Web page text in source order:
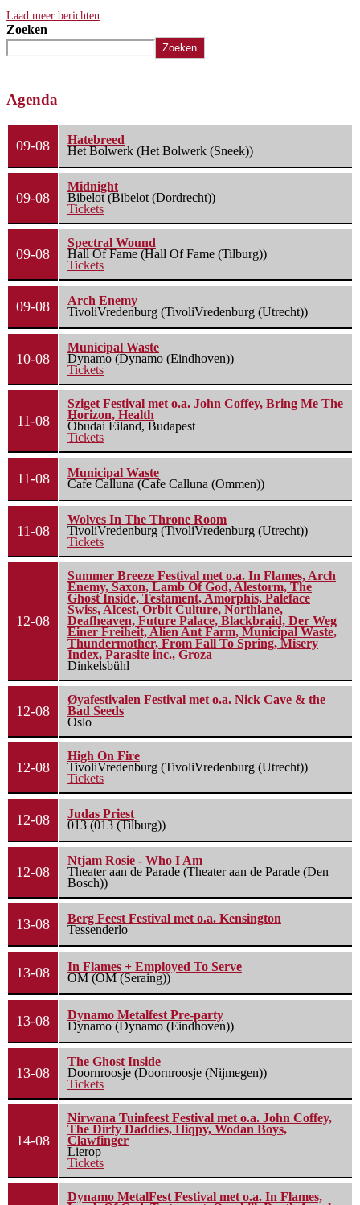
Laad meer berichten
Zoeken
Zoeken
Agenda
09-08
Hatebreed
Het Bolwerk (Het Bolwerk (Sneek))
09-08
Midnight
Bibelot (Bibelot (Dordrecht))
Tickets
09-08
Spectral Wound
Hall Of Fame (Hall Of Fame (Tilburg))
Tickets
09-08
Arch Enemy
TivoliVredenburg (TivoliVredenburg (Utrecht))
10-08
Municipal Waste
Dynamo (Dynamo (Eindhoven))
Tickets
11-08
Sziget Festival met o.a. John Coffey, Bring Me The
Horizon, Health
Óbudai Eiland, Budapest
Tickets
11-08
Municipal Waste
Cafe Calluna (Cafe Calluna (Ommen))
11-08
Wolves In The Throne Room
TivoliVredenburg (TivoliVredenburg (Utrecht))
Tickets
12-08
Summer Breeze Festival met o.a. In Flames, Arch
Enemy, Saxon, Lamb Of God, Alestorm, The
Ghost Inside, Testament, Amorphis, Paleface
Swiss, Alcest, Orbit Culture, Northlane,
Deafheaven, Future Palace, Blackbraid, Der Weg
Einer Freiheit, Alien Ant Farm, Municipal Waste,
Thundermother, From Fall To Spring, Misery
Index, Parasite inc., Groza
Dinkelsbühl
12-08
Øyafestivalen Festival met o.a. Nick Cave & the
Bad Seeds
Oslo
12-08
High On Fire
TivoliVredenburg (TivoliVredenburg (Utrecht))
Tickets
12-08
Judas Priest
013 (013 (Tilburg))
12-08
Ntjam Rosie - Who I Am
Theater aan de Parade (Theater aan de Parade (Den
Bosch))
13-08
Berg Feest Festival met o.a. Kensington
Tessenderlo
13-08
In Flames + Employed To Serve
OM (OM (Seraing))
13-08
Dynamo Metalfest Pre-party
Dynamo (Dynamo (Eindhoven))
13-08
The Ghost Inside
Doornroosje (Doornroosje (Nijmegen))
Tickets
14-08
Nirwana Tuinfeest Festival met o.a. John Coffey,
The Dirty Daddies, Hiqpy, Wodan Boys,
Clawfinger
Lierop
Tickets
Dynamo MetalFest Festival met o.a. In Flames,